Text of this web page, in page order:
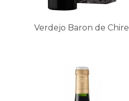
Verdejo Baron de Chirel